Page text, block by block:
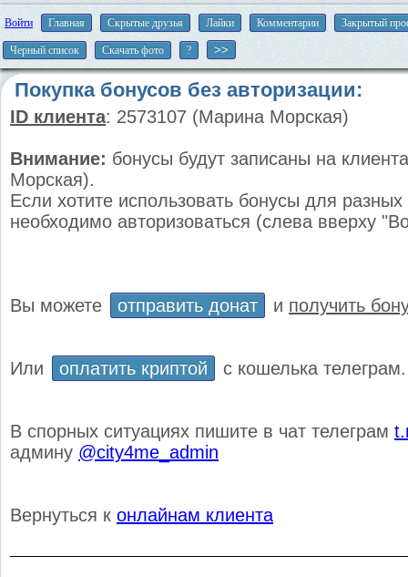
Войти Главная Скрытые друзья Лайки Комментарии Закрытый
Черный список Скачать фото ?
Покупка бонусов без авторизации:
ID клиента: 2573107 (Марина Морская)
Внимание: бонусы будут записаны на
Морская).
Если хотите использовать бонусы для разных
необходимо авторизоваться (слева вверху
Вы можете отправить донат и получить
Или оплатить криптой с кошелька телеграм.
В спорных ситуациях пишите в чат телеграм
админу @city4me_admin
Вернуться к онлайнам клиента